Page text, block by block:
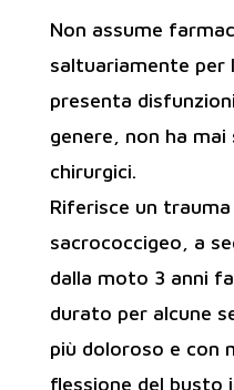
Non assume
saltuariamente per
presenta
genere, non ha
chirurgici.
Riferisce un
sacrococcigeo, a
dalla moto 3 anni
durato per alcune
più doloroso e con
flessione del busto